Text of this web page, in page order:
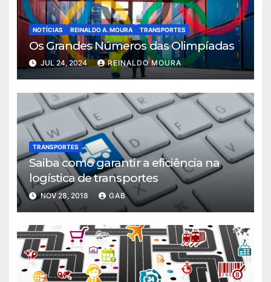
NOTÍCIAS REINALDO A. MOURA TRANSPORTES
Os Grandes Números das Olimpíadas
JUL 24, 2024 REINALDO MOURA
TRANSPORTES
Saiba como garantir a eficiência na
logística de transportes
NOV 28, 2018 GAB